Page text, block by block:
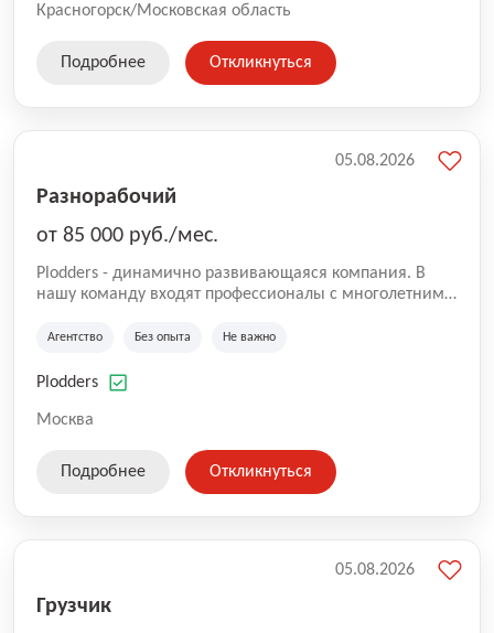
Красногорск/Московская область
Подробнее Откликнуться
Разнорабочий
от 85 000 руб./мес.
Plodders - динамично развивающаяся компания. В
нашу команду входят профессионалы с многолетним
на рынке аутсорсинга, а накопленный опыт позволяют
оказываемых услуг.
Агентство Без опыта Не важно
Plodders
Москва
05.08.2026
Подробнее Откликнуться
Грузчик
05.08.2026